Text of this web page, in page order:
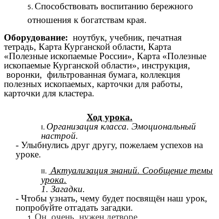
Способствовать воспитанию бережного
отношения к богатствам края.
Оборудование: ноутбук, учебник, печатная
тетрадь, Карта Курганской области, Карта
«Полезные ископаемые России», Карта «Полезные
ископаемые Курганской области», инструкция,
воронки, фильтрованная бумага, коллекция
полезных ископаемых, карточки для работы,
карточки для кластера.
Ход урока.
Организация класса. Эмоциональный
настрой.
- Улыбнулись друг другу, пожелаем успехов на
уроке.
Актуализация знаний. Сообщение темы
урока.
1. Загадки.
- Чтобы узнать, чему будет посвящён наш урок,
попробуйте отгадать загадки.
Он очень нужен детворе.